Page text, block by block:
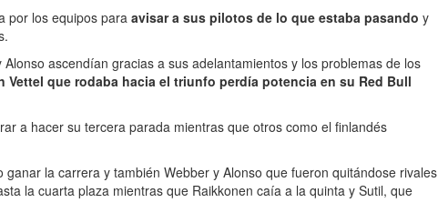
por los equipos para avisar a sus pilotos de lo que estaba pasando y
ascendían gracias a sus adelantamientos y los problemas de los
Vettel que rodaba hacia el triunfo perdía potencia en su Red Bull
a hacer su tercera parada mientras que otros como el finlandés
la carrera y también Webber y Alonso que fueron quitándose rivales
la cuarta plaza mientras que Raikkonen caía a la quinta y Sutil, que